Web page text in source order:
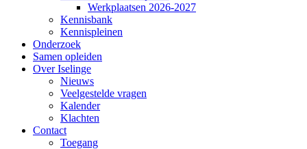
Werkplaatsen 2026-2027
Kennisbank
Kennispleinen
Onderzoek
Samen opleiden
Over Iselinge
Nieuws
Veelgestelde vragen
Kalender
Klachten
Contact
Toegang